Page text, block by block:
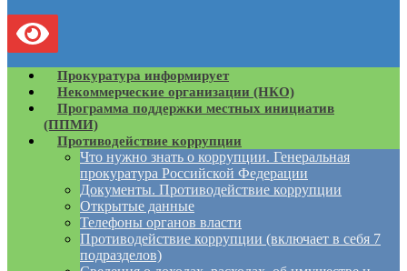
Прокуратура информирует
Некоммерческие организации (НКО)
Программа поддержки местных инициатив
(ППМИ)
Противодействие коррупции
Что нужно знать о коррупции. Генеральная
прокуратура Российской Федерации
Документы. Противодействие коррупции
Открытые данные
Телефоны органов власти
Противодействие коррупции (включает в себя 7
подразделов)